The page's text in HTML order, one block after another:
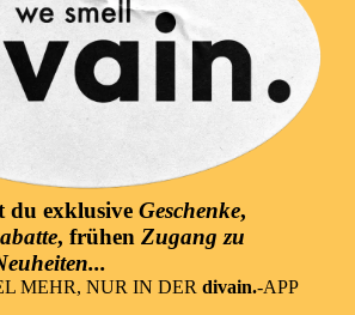
du exklusive Geschenke,
, frühen Zugang zu
MEHR, NUR IN DER divain.-APP